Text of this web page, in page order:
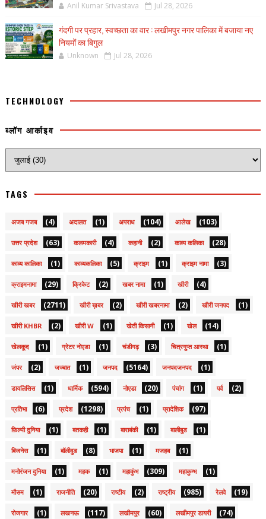
Anil Kumar Srivastava Jul 28, 2026
गंदगी पर प्रहार, स्वच्छता का वार : लखीमपुर नगर पालिका में बजाया नए
नियमों का बिगुल
Unknown Jul 28, 2026
TECHNOLOGY
ब्लॉग आर्काइव
TAGS
अजब गजब (4) अदालत (1) अपराध (104) आलेख (103)
उत्तर प्रदेश (63) कलमकारी (4) कहानी (2) काव्य कलिका (28)
काव्य कालिका (1) काव्यकलिका (5) क्राइम (1) क्राइम नामा (3)
क्राइमनामा (29) क्रिकेट (2) खबर नामा (1) खीरी (4)
खीरी खबर (2711) खीरी ख़बर (2) खीरी खबरनामा (2) खीरी जनपद (1)
खीरी KHBR (2) खीरी W (1) खेती किसानी (1) खेल (14)
खेलकूद (1) ग्रेटर नोएडा (1) चंडीगढ़ (3) चित्रगुप्त आस्था (1)
जंपर (2) जज्बात (1) जनपद (5164) जनपदजनपद (1)
डायलिसिस (1) धार्मिक (594) नोएडा (20) पंचांग (1) पर्व (2)
प्रतिभा (6) प्रदेश (1298) प्रपंच (1) प्रादेशिक (97)
फ़िल्मी दुनिया (1) बतकही (1) बाराबंकी (1) बालीबुड (1)
बिजनेस (1) बॉलीवुड (8) भाजपा (1) मजहब (1)
मनोरंजन दुनिया (1) महक (1) महाकुंभ (309) महाकुम्भ (1)
मौसम (1) राजनीति (20) राष्टीय (2) राष्ट्रीय (985) रेलवे (19)
रोजगार (1) लखनऊ (117) लखीमपुर (60) लखीमपुर डायरी (74)